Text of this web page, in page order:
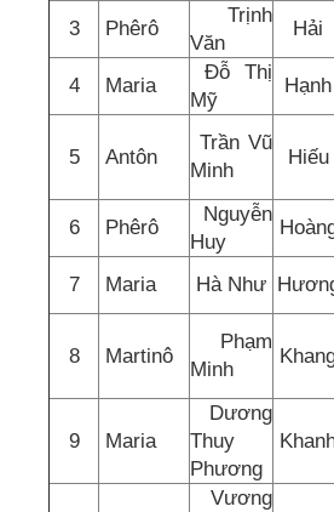
3 Phêrô
Trịnh
Văn
Hải
4 Maria
Đỗ Thị
Mỹ
Hạnh
5 Antôn
Trần Vũ
Minh
Hiếu
6 Phêrô
Nguyễn
Huy
7
Maria Hà Như
8 Martinô
Phạm
Minh
9 Maria
Dương
Thuy
Phương
Vương